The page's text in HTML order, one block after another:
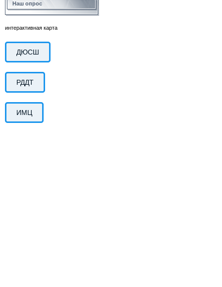
Наш опрос
интерактивная карта
ДЮСШ
РДДТ
ИМЦ